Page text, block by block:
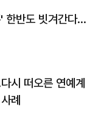
한반도 빗겨간다…
시 떠오른 연예계
례